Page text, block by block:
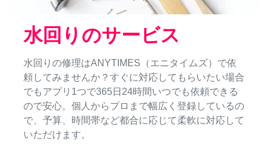
水回りのサービス
水回りの修理はANYTIMES（エニタイムズ）で依
頼してみませんか？すぐに対応してもらいたい場合
でもアプリ1つで365日24時間いつでも依頼できる
ので安心。個人からプロまで幅広く登録しているの
で、予算、時間帯など都合に応じて柔軟に対応して
いただけます。